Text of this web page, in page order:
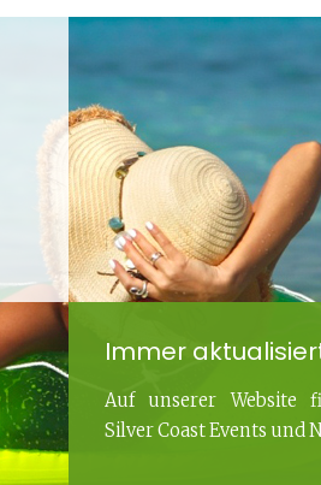
Immer
Auf unserer Website
Silver Coast Events und